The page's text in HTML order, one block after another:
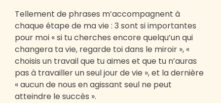
Tellement de phrases m’accompagnent à
chaque étape de ma vie : 3 sont si importantes
pour moi « si tu cherches encore quelqu’un qui
changera ta vie, regarde toi dans le miroir », «
choisis un travail que tu aimes et que tu n’auras
pas à travailler un seul jour de vie », et la dernière
« aucun de nous en agissant seul ne peut
atteindre le succès ».